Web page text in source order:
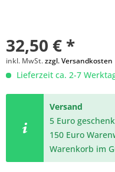
32,50 € *
inkl. MwSt.zzgl. Versandkosten
Lieferzeit ca. 2-7
Versand
5 Euro
150 Euro
Warenkorb im